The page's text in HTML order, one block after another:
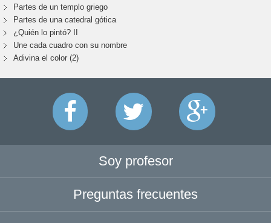
Partes de un templo griego
Partes de una catedral gótica
¿Quién lo pintó? II
Une cada cuadro con su nombre
Adivina el color (2)
Soy profesor
Preguntas frecuentes